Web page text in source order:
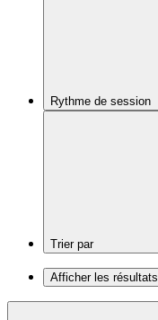
Rythme de session
Trier par
Afficher les résultats